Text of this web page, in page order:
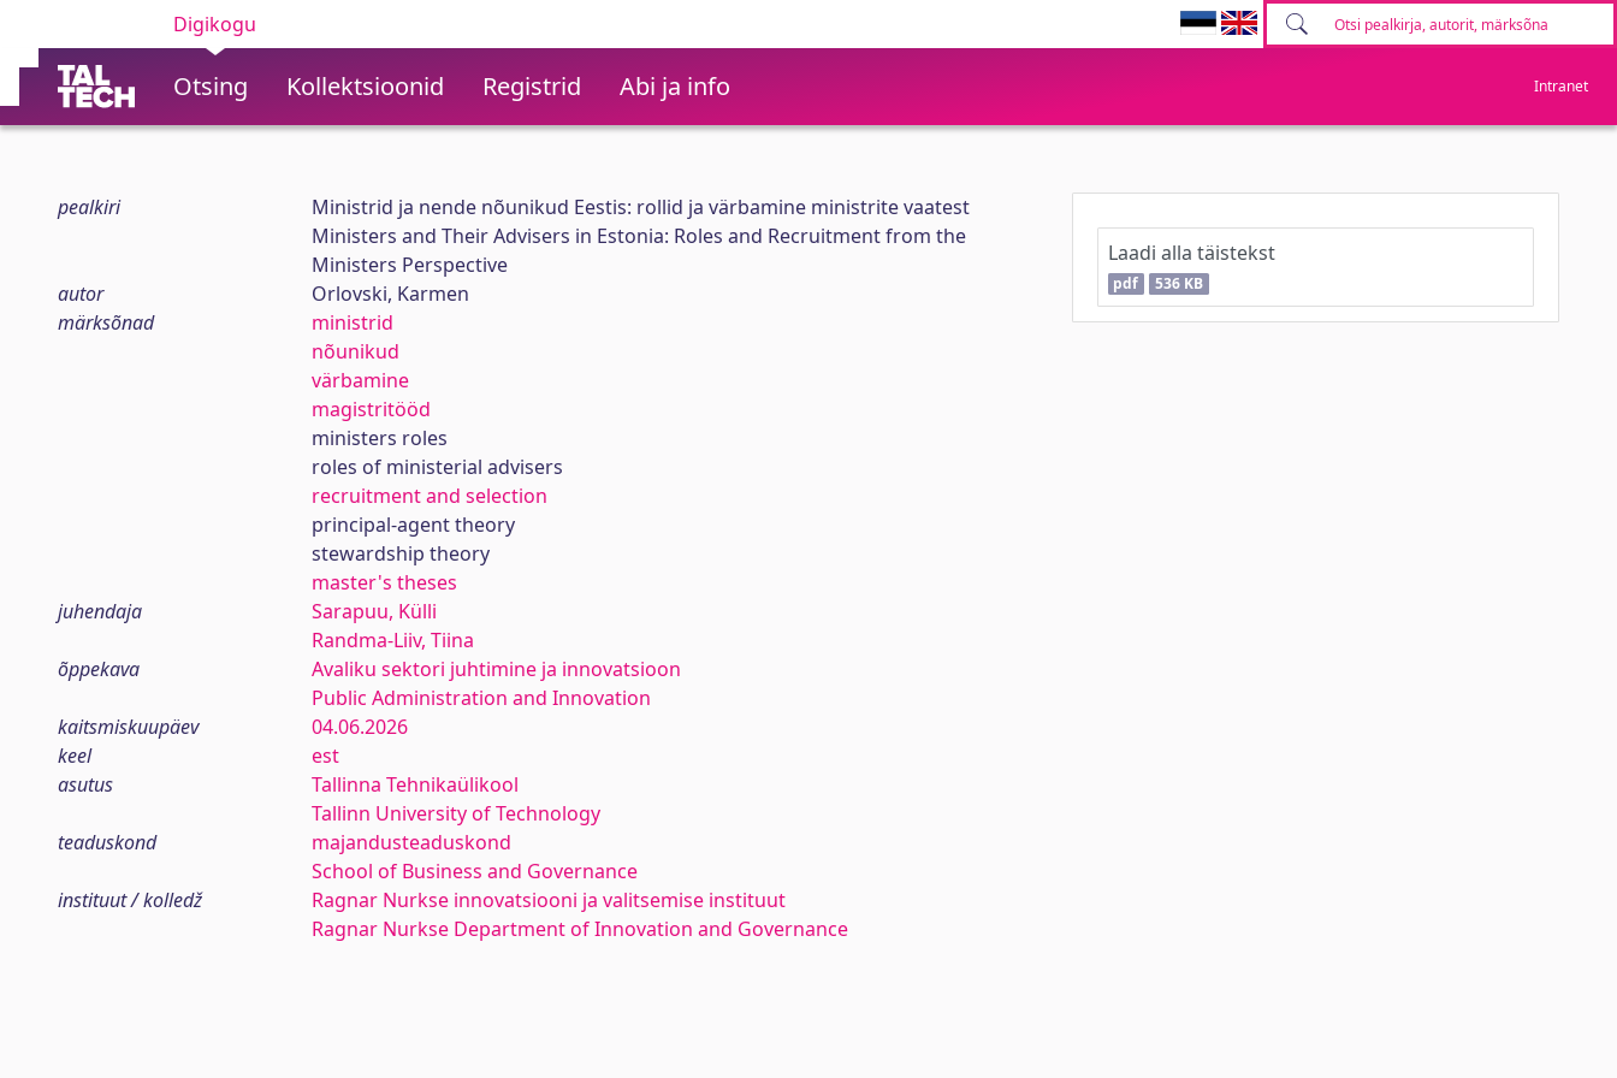
Digikogu
Otsing Kollektsioonid Registrid Abi ja info Intranet
pealkiri
Ministrid ja nende nõunikud Eestis: rollid ja värbamine ministrite vaatest
Ministers and Their Advisers in Estonia: Roles and Recruitment from the
Ministers Perspective
autor
Orlovski, Karmen
märksõnad
ministrid
nõunikud
värbamine
magistritööd
ministers roles
roles of ministerial advisers
recruitment and selection
principal-agent theory
stewardship theory
master's theses
juhendaja
Sarapuu, Külli
Randma-Liiv, Tiina
õppekava
Avaliku sektori juhtimine ja innovatsioon
Public Administration and Innovation
kaitsmiskuupäev
04.06.2026
keel
est
asutus
Tallinna Tehnikaülikool
Tallinn University of Technology
teaduskond
majandusteaduskond
School of Business and Governance
instituut / kolledž
Ragnar Nurkse innovatsiooni ja valitsemise instituut
Ragnar Nurkse Department of Innovation and Governance
Laadi alla täistekst
pdf 536 KB